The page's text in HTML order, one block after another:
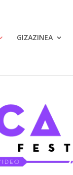
GIZAZINEA